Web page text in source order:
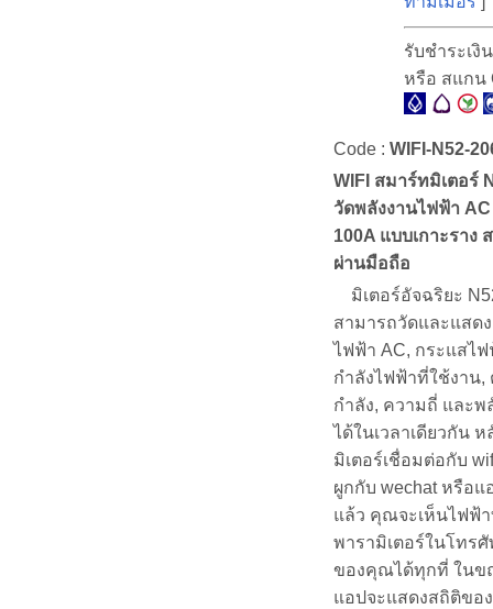
รับชำระเงิ
หรือ สแกน
Code : WIFI-N52-
WIFI สมาร์ทมิเตอร์
วัดพลังงานไฟฟ้า AC
100A แบบเกาะราง
ผ่านมือถือ
มิเตอร์อัจฉริยะ
สามารถวัดและแสด
ไฟฟ้า AC, กระแสไฟ
กำลังไฟฟ้าที่ใช้งาน,
กำลัง, ความถี่ และพ
ได้ในเวลาเดียวกัน
มิเตอร์เชื่อมต่อกับ
ผูกกับ wechat หรือ
แล้ว คุณจะเห็นไฟฟ้
พารามิเตอร์ในโทร
ของคุณได้ทุกที่ ในข
แอปจะแสดงสถิติขอ